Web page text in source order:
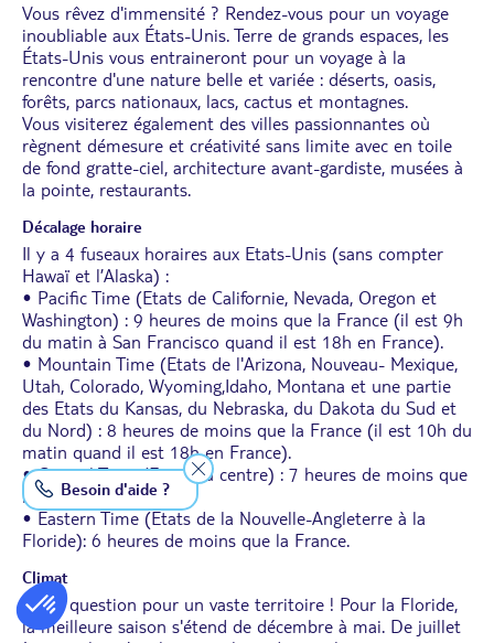
Vous rêvez d'immensité ? Rendez-vous pour un voyage
inoubliable aux États-Unis. Terre de grands espaces, les
États-Unis vous entraineront pour un voyage à la
rencontre d'une nature belle et variée : déserts, oasis,
forêts, parcs nationaux, lacs, cactus et montagnes.
Vous visiterez également des villes passionnantes où
règnent démesure et créativité sans limite avec en toile
de fond gratte-ciel, architecture avant-gardiste, musées à
la pointe, restaurants.
Décalage horaire
Il y a 4 fuseaux horaires aux Etats-Unis (sans compter
Hawaï et l’Alaska) :
• Pacific Time (Etats de Californie, Nevada, Oregon et
Washington) : 9 heures de moins que la France (il est 9h
du matin à San Francisco quand il est 18h en France).
• Mountain Time (Etats de l'Arizona, Nouveau- Mexique,
Utah, Colorado, Wyoming,Idaho, Montana et une partie
des Etats du Kansas, du Nebraska, du Dakota du Sud et
du Nord) : 8 heures de moins que la France (il est 10h du
matin quand il est 18h en France).
• Central Time (Etats du centre) : 7 heures de moins que
la France.
• Eastern Time (Etats de la Nouvelle-Angleterre à la
Floride): 6 heures de moins que la France.
Climat
Vaste question pour un vaste territoire ! Pour la Floride,
la meilleure saison s'étend de décembre à mai. De juillet
Besoin d'aide ?